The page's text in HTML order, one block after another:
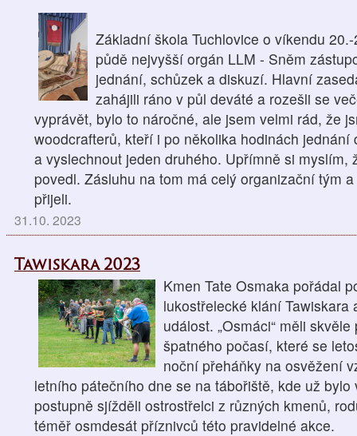
Základní škola Tuchlovice o víkendu
půdě nejvyšší orgán LLM - Sněm
jednání, schůzek a diskuzí. Hlavní
zahájili ráno v půl deváté a rozešli se
vyprávět, bylo to náročné, ale jsem velmi rád, že
woodcrafterů, kteří i po několika hodinách
a vyslechnout jeden druhého. Upřímně si myslím,
povedl. Zásluhu na tom má celý organizační tým
přijeli.
31.10. 2023
Tawiskara 2023
Kmen Tate Osmaka pořádal
lukostřelecké klání
událost. „Osmáci“ měli
špatného počasí, které se
noční přeháňky na osvěžení
letního pátečního dne se na tábořiště, kde už
postupně sjížděli ostrostřelci z různých kmenů,
téměř osmdesát příznivců této pravidelné akce.